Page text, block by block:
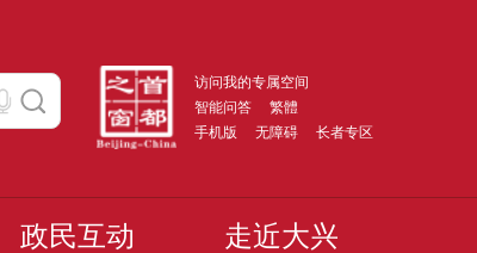
访问我的专属空间
智能问答
繁體
手机版
无障碍 长者专区
政民互动 走近大兴